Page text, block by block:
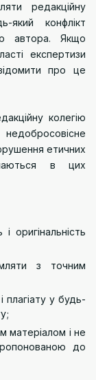
редакційну
конфлікт
автора. Якщо
експертизи
про це
колегію
етичних
в цих
оригінальність
з точним
плагіату у будь-
матеріалом і не
до